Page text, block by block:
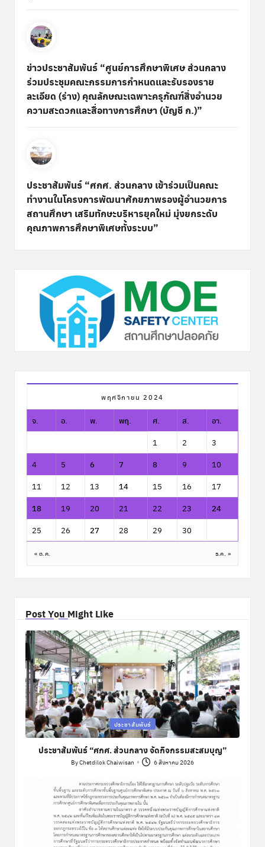
ข่าวประชาสัมพันธ์ “ศูนย์การศึกษาพิเศษ ส่วนกลาง
ร่วมประชุมคณะกรรมการกำหนดและรับรองราย
ละเอียด (ร่าง) คุณลักษณะเฉพาะครุภัณฑ์สิ่งอำนวย
ความสะดวกและสื่อทางการศึกษา (บัญชี ก.)”
ประชาสัมพันธ์ “ศกศ. ส่วนกลาง เข้าร่วมเป็นคณะ
ทำงานในโครงการพัฒนาศักยภาพรองผู้อำนวยการ
สถานศึกษา เสริมทักษะบริหารยุคใหม่ มุ่งยกระดับ
คุณภาพการศึกษาพิเศษทั้งระบบ”
พฤศจิกายน 2024
จ. อ. พ. พฤ. ศ. ส.
อา.
1
2
3
4
5 6 7 8 9
10
11
12 13 14 15 16
17
18
19 20 21 22 23
24
25
26 27 28 29 30
« ต.ค. ธ.ค. »
Post You Might Like
Posted
in
ประชาสัมพันธ์
ประชาสัมพันธ์ “ศกศ. ส่วนกลาง จัดกิจกรรมสะสมบุญ”
Posted
ByChetdilok Chaiwisan 6 สิงหาคม 2026